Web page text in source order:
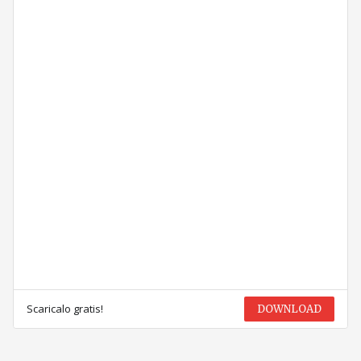
Scaricalo gratis! DOWNLOAD